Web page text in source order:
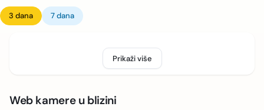
3 dana 7 dana
Prikaži više
Web kamere u blizini